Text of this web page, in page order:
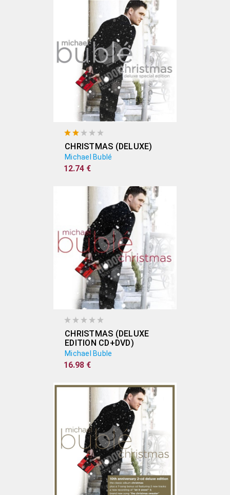
CHRISTMAS (DELUXE)
Michael Bublé
12.74 €
CHRISTMAS (DELUXE
EDITION CD+DVD)
Michael Buble
16.98 €